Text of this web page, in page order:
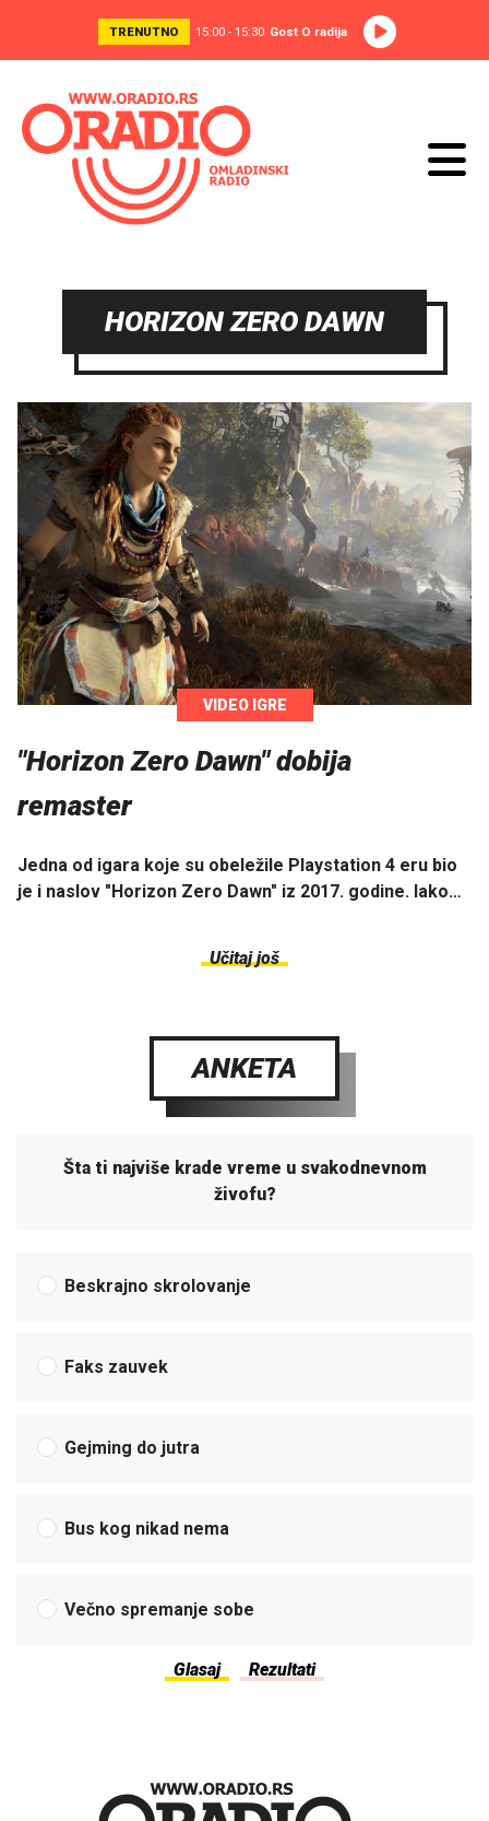
TRENUTNO 15:00 - 15:30 Gost O radija
HORIZON ZERO DAWN
VIDEO IGRE
"Horizon Zero Dawn" dobija
remaster
Jedna od igara koje su obeležile Playstation 4 eru bio
je i naslov "Horizon Zero Dawn" iz 2017. godine. Iako…
Učitaj još
ANKETA
Šta ti najviše krade vreme u svakodnevnom
živofu?
Beskrajno skrolovanje
Faks zauvek
Gejming do jutra
Bus kog nikad nema
Večno spremanje sobe